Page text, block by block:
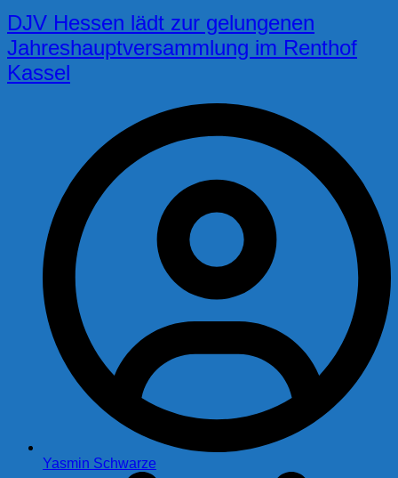
DJV Hessen lädt zur gelungenen
Jahreshauptversammlung im Renthof
Kassel
Yasmin Schwarze